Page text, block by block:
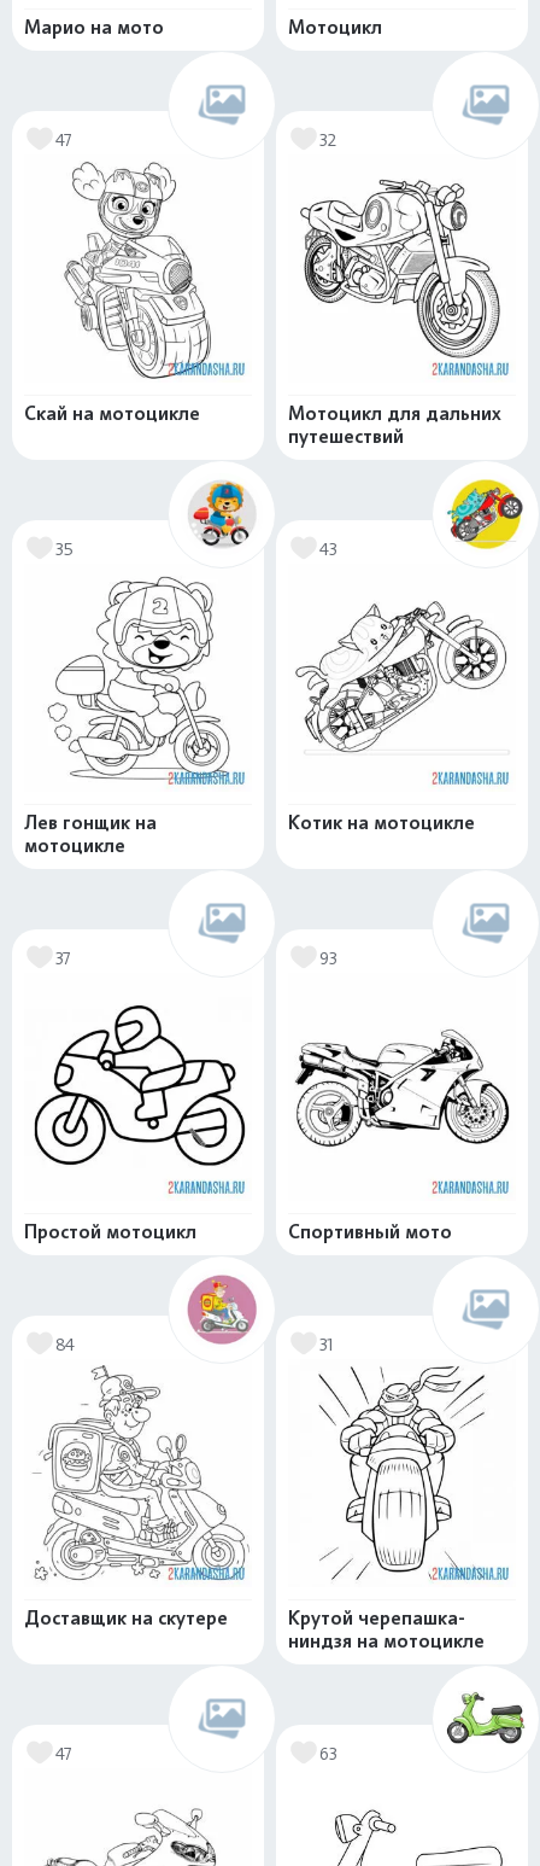
Марио на мото Мотоцикл
47
Скай на мотоцикле
32
Мотоцикл для дальних
путешествий
35
Лев гонщик на
мотоцикле
43
Котик на мотоцикле
37
Простой мотоцикл
93
Спортивный мото
84
Доставщик на скутере
31
Крутой черепашка-
ниндзя на мотоцикле
47 63